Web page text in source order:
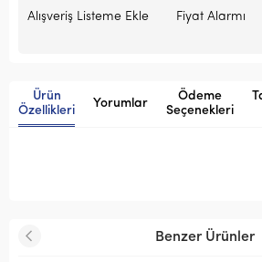
Alışveriş Listeme Ekle Fiyat Alarmı
Ürün
Özellikleri
Yorumlar
Ödeme
Seçenekleri
Benzer Ürünler